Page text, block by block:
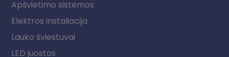
Apšvietimo sistemos
Elektros instaliacija
Lauko šviestuvai
LED juostos